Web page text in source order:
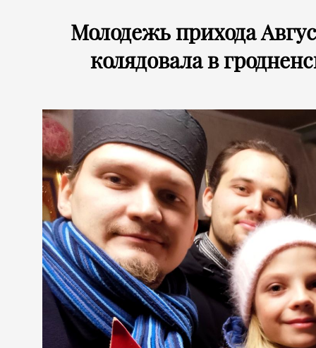
Молодежь прихода
колядовала в